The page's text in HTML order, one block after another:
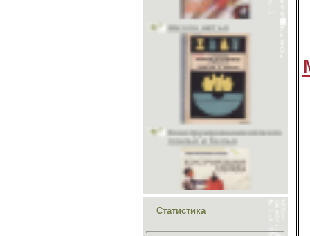
Конструирование лёгкого
платья и белья
Конструирование
Статистика